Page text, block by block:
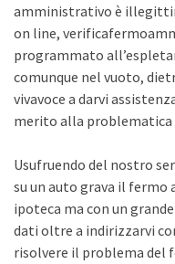
amministrativo è
on line,
programmato
comunque nel vuoto,
vivavoce a darvi
merito alla
Usufruendo del nostro
su un auto grava il
ipoteca ma con un
dati oltre a indirizzarvi
risolvere il problema del